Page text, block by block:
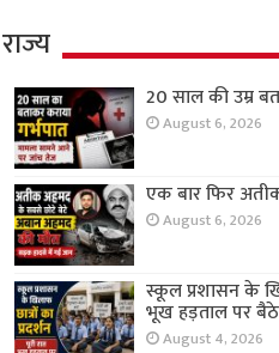
राज्य
20 साल की उम्र
August 6, 2026
एक बार फिर
August 6, 2026
स्कूल प्रशासन के
भूख हड़ताल पर
August 4, 2026